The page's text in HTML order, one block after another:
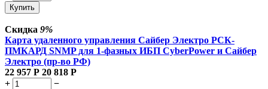
Купить
Скидка 9%
Карта удаленного управления Сайбер Электро РСК-
ПМКАРД SNMP для 1-фазных ИБП CyberPower и Сайбер
Электро (пр-во РФ)
22 957 Р 20 818 Р
+
−